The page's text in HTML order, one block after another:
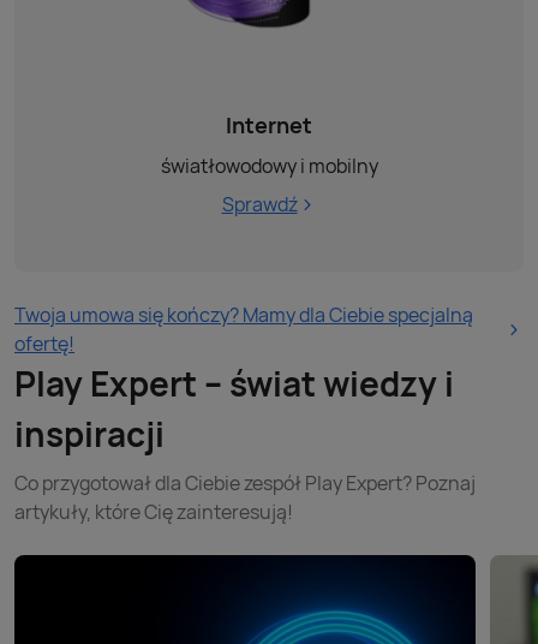
Internet
światłowodowy i mobilny
Sprawdź
Twoja umowa się kończy? Mamy dla Ciebie specjalną
ofertę!
Play Expert – świat wiedzy i
inspiracji
Co przygotował dla Ciebie zespół Play Expert? Poznaj
artykuły, które Cię zainteresują!